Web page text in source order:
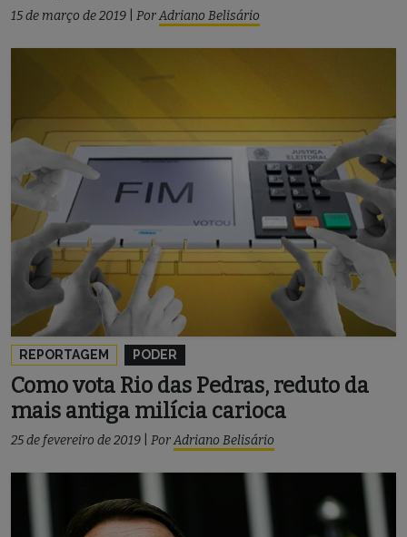
15 de março de 2019 PorAdriano Belisário
REPORTAGEM PODER
Como vota Rio das Pedras, reduto da
mais antiga milícia carioca
25 de fevereiro de 2019 PorAdriano Belisário